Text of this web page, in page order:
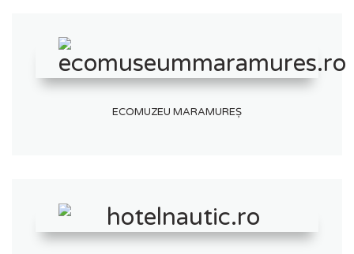
ECOMUZEU MARAMUREȘ